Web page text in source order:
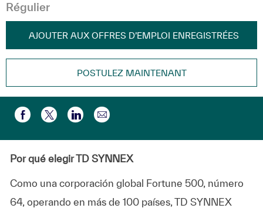
Régulier
AJOUTER AUX OFFRES D’EMPLOI ENREGISTRÉES
POSTULEZ MAINTENANT
Partager via Facebook
Partager via twitter
Partager via LinkedIn
Partager par e-mail
Por qué elegir TD SYNNEX
Como una corporación global Fortune 500, número
64, operando en más de 100 países, TD SYNNEX